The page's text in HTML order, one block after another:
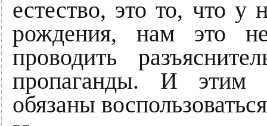
естество, это то, что у
рождения, нам это
проводить
пропаганды. И этим
обязаны